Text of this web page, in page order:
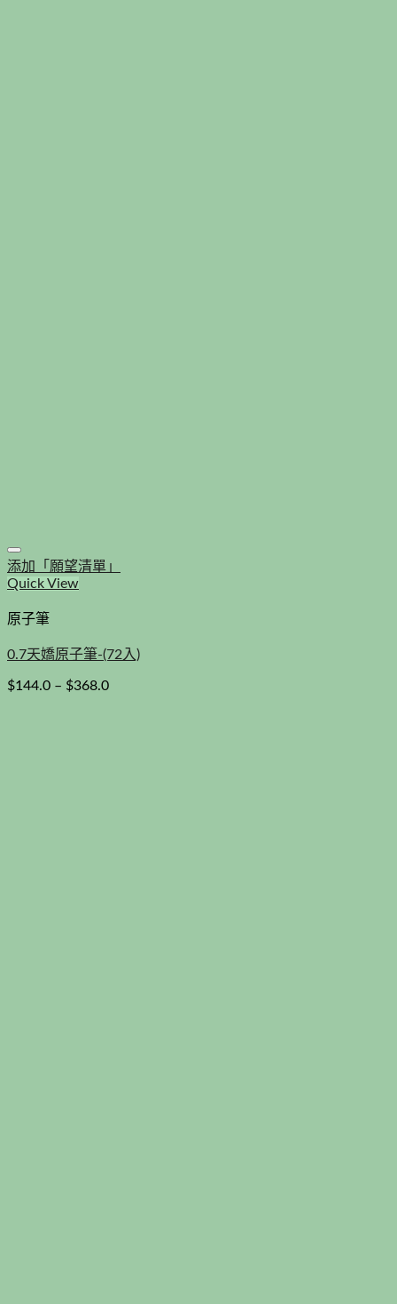
添加「願望清單」
Quick View
原子筆
0.7天嬌原子筆-(72入)
$144.0 – $368.0